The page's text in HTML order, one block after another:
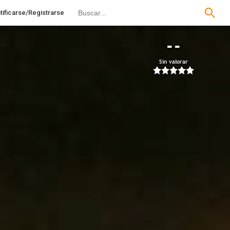
Registrarse
--
Sin valorar